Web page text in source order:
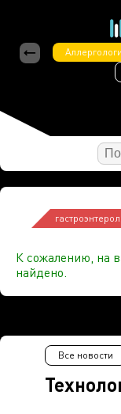
К сожалению, на
найдено.
Все новости